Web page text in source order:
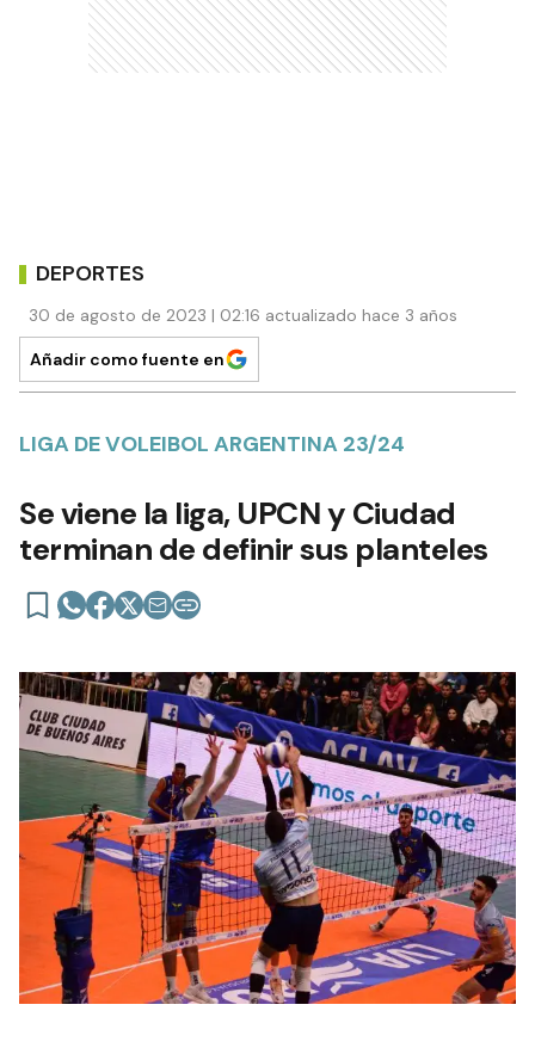
DEPORTES
30 de agosto de 2023 | 02:16 actualizado hace 3 años
Añadir como fuente en
LIGA DE VOLEIBOL ARGENTINA 23/24
Se viene la liga, UPCN y Ciudad
terminan de definir sus planteles